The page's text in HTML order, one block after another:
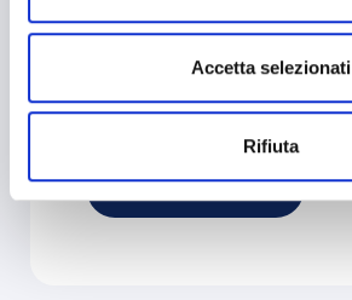
Accetta selezionati
Rifiuta
Comunicato Stampa
Approfondisci